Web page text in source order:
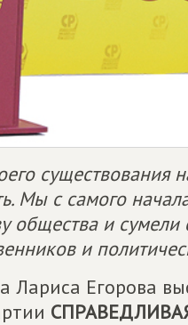
Мы с самого
общества и
и
Лариса Егорова